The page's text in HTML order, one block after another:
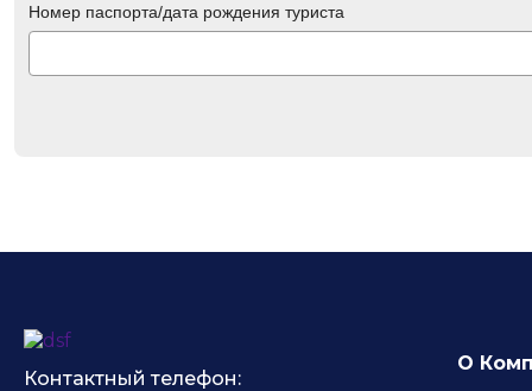
Номер паспорта/дата рождения туриста
Контактный телефон:
О